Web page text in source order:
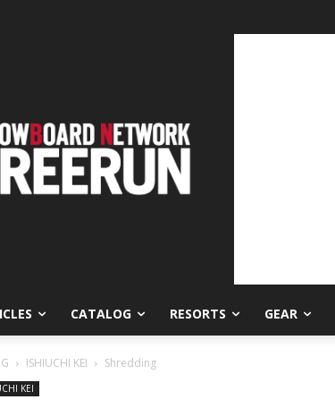
CATALOG RESORTS GEAR
ISHIUCHI KEI Shredding
KEI